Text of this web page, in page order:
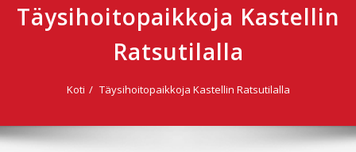
Täysihoitopaikkoja Kastellin
Ratsutilalla
Koti Täysihoitopaikkoja Kastellin Ratsutilalla